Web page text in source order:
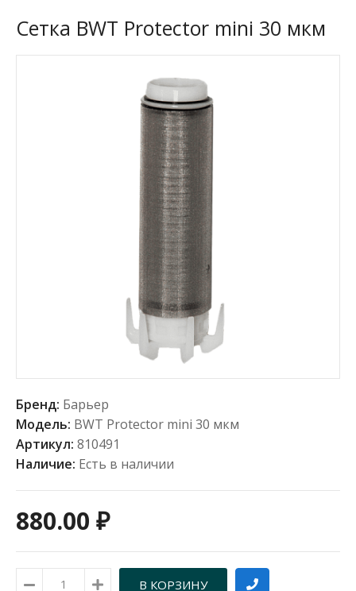
Сетка BWT Protector mini 30 мкм
Бренд: Барьер
Модель: BWT Protector mini 30 мкм
Артикул: 810491
Наличие: Есть в наличии
880.00 ₽